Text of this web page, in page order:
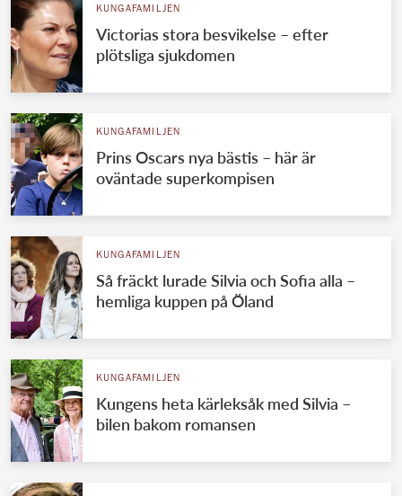
KUNGAFAMILJEN
Victorias stora besvikelse – efter
plötsliga sjukdomen
KUNGAFAMILJEN
Prins Oscars nya bästis – här är
oväntade superkompisen
KUNGAFAMILJEN
Så fräckt lurade Silvia och Sofia alla –
hemliga kuppen på Öland
KUNGAFAMILJEN
Kungens heta kärleksåk med Silvia –
bilen bakom romansen